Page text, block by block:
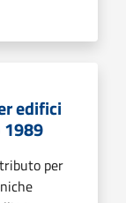
edifici
per